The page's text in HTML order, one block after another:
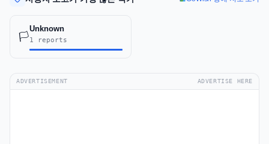
🏳️
Unknown
1 reports
ADVERTISEMENT ADVERTISE HERE